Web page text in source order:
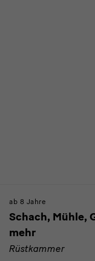
ab 8 Jahre
Schach, Mühle,
mehr
Rüstkammer